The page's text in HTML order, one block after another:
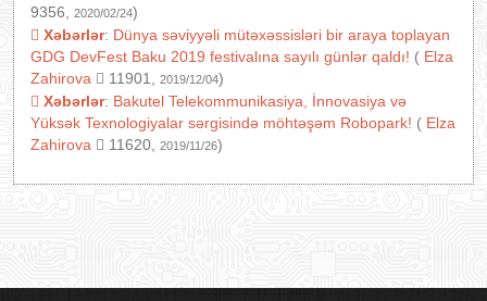
9356,
2020/02/24)
Xəbərlər: Dünya səviyyəli mütəxəssisləri bir araya toplayan
GDG DevFest Baku 2019 festivalına sayılı günlər qaldı! ( Elza
Zahirova
11901, 2019/12/04)
Xəbərlər: Bakutel Telekommunikasiya, İnnovasiya və
Yüksək Texnologiyalar sərgisində möhtəşəm Robopark! ( Elza
Zahirova
11620, 2019/11/26)